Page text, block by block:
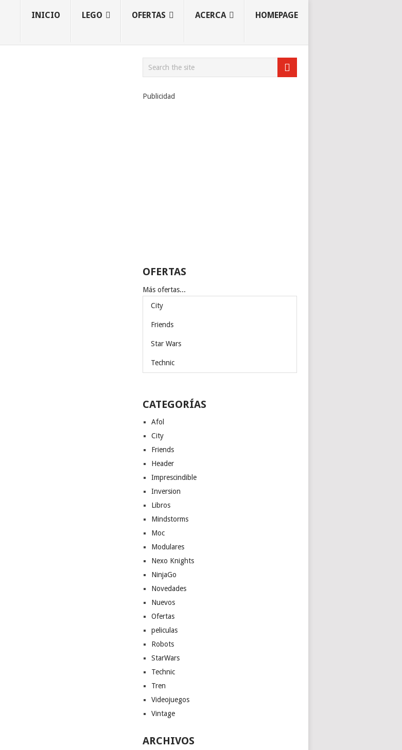
INICIO LEGO OFERTAS ACERCA HOMEPAGE
Publicidad
OFERTAS
Más ofertas...
City
Friends
Star Wars
Technic
CATEGORÍAS
Afol
City
Friends
Header
Imprescindible
Inversion
Libros
Mindstorms
Moc
Modulares
Nexo Knights
NinjaGo
Novedades
Nuevos
Ofertas
peliculas
Robots
StarWars
Technic
Tren
Videojuegos
Vintage
ARCHIVOS